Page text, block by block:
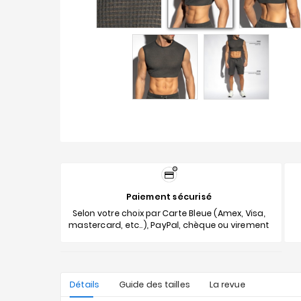
Paiement sécurisé
Selon votre choix par Carte Bleue (Amex, Visa,
mastercard, etc..), PayPal, chèque ou virement
Détails Guide des tailles La revue